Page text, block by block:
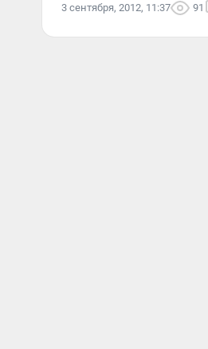
3 сентября, 2012, 11:37 91